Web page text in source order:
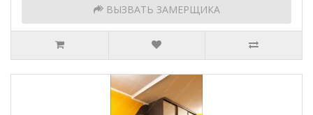
ВЫЗВАТЬ ЗАМЕРЩИКА